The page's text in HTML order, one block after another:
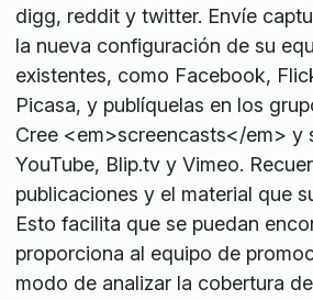
digg, reddit y twitter. Envíe
la nueva configuración de su
existentes, como Facebook,
Picasa, y publíquelas en los
Cree <em>screencasts</em> y
YouTube, Blip.tv y Vimeo.
publicaciones y el material que
Esto facilita que se puedan
proporciona al equipo de
modo de analizar la cobertura